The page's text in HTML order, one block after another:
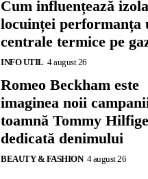
Cum influențează
locuinței performanța
centrale termice pe
INFO UTIL 4 august 26
Romeo Beckham este
imaginea noii
toamnă Tommy
dedicată denimului
BEAUTY & FASHION 4 august 26